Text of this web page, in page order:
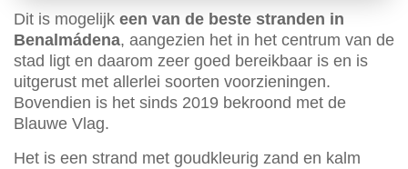
Dit is mogelijk een van de beste stranden in
Benalmádena, aangezien het in het centrum van de
stad ligt en daarom zeer goed bereikbaar is en is
uitgerust met allerlei soorten voorzieningen.
Bovendien is het sinds 2019 bekroond met de
Blauwe Vlag.
Het is een strand met goudkleurig zand en kalm